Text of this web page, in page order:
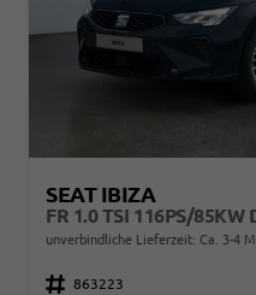
SEAT IBIZA
FR 1.0 TSI 116PS/85KW
unverbindliche Lieferzeit: Ca. 3-4
Fahrzeugnr. 863223